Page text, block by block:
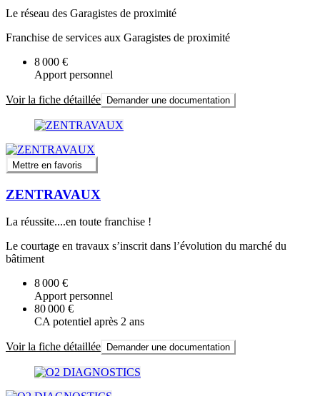
Le réseau des Garagistes de proximité
Franchise de services aux Garagistes de proximité
8 000 €
Apport personnel
Voir la fiche détaillée Demander une documentation
Mettre en favoris
ZENTRAVAUX
La réussite....en toute franchise !
Le courtage en travaux s’inscrit dans l’évolution du marché du
bâtiment
8 000 €
Apport personnel
80 000 €
CA potentiel après 2 ans
Voir la fiche détaillée Demander une documentation